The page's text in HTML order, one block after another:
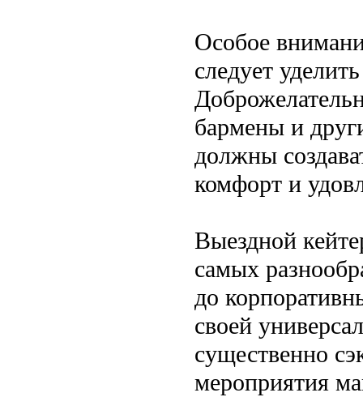
Особое
следует
бармены и
должны
комфорт и
Выездной
самых
до
своей
существенно
мероприятия